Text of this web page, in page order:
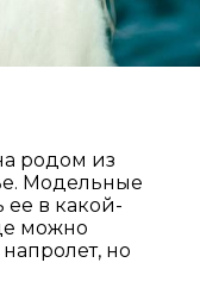
родом из
Модельные
ее в какой-
можно
но